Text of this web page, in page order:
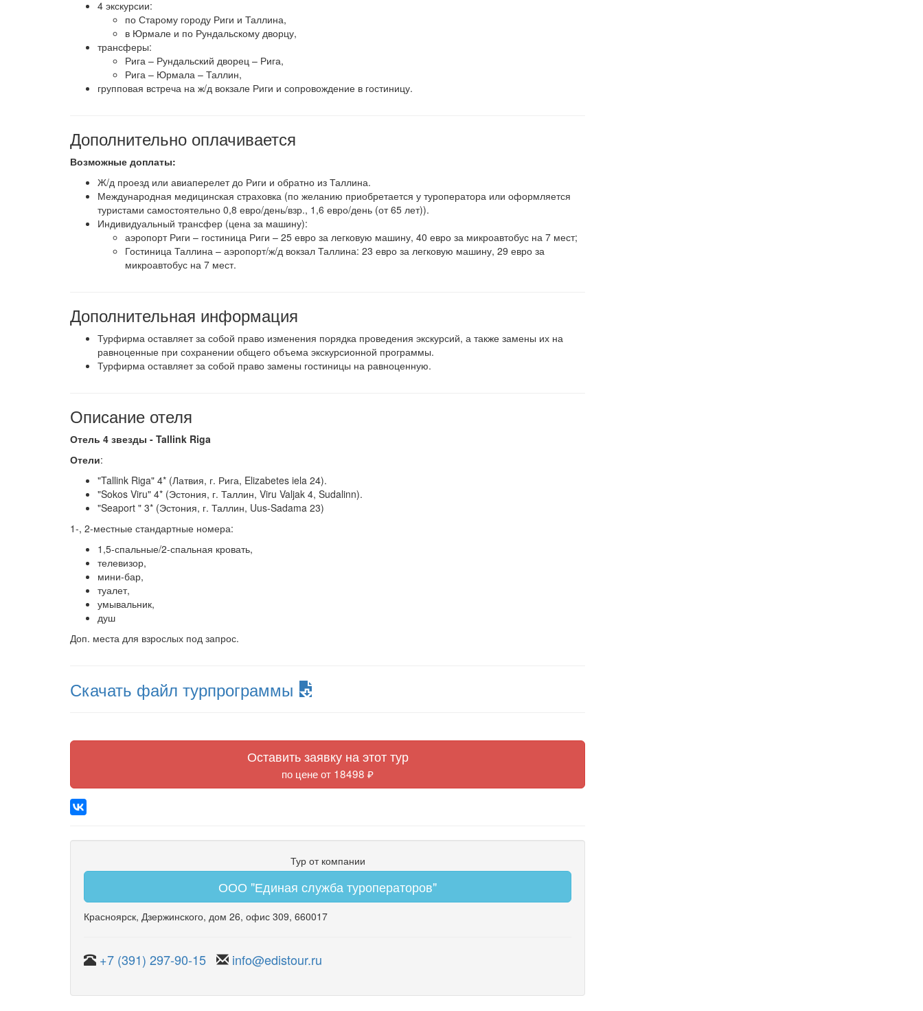
4 экскурсии:
по Старому городу Риги и Таллина,
в Юрмале и по Рундальскому дворцу,
трансферы:
Рига – Рундальский дворец – Рига,
Рига – Юрмала – Таллин,
групповая встреча на ж/д вокзале Риги и сопровождение в гостиницу.
Дополнительно оплачивается
Возможные доплаты:
Ж/д проезд или авиаперелет до Риги и обратно из Таллина.
Международная медицинская страховка (по желанию приобретается у туроператора или оформляется
туристами самостоятельно 0,8 евро/день/взр., 1,6 евро/день (от 65 лет)).
Индивидуальный трансфер (цена за машину):
аэропорт Риги – гостиница Риги – 25 евро за легковую машину, 40 евро за микроавтобус на 7 мест;
Гостиница Таллина – аэропорт/ж/д вокзал Таллина: 23 евро за легковую машину, 29 евро за
микроавтобус на 7 мест.
Дополнительная информация
Турфирма оставляет за собой право изменения порядка проведения экскурсий, а также замены их на
равноценные при сохранении общего объема экскурсионной программы.
Турфирма оставляет за собой право замены гостиницы на равноценную.
Описание отеля
Отель 4 звезды - Tallink Riga
Отели:
"Tallink Riga" 4* (Латвия, г. Рига, Elizabetes iela 24).
"Sokos Viru" 4* (Эстония, г. Таллин, Viru Valjak 4, Sudalinn).
"Seaport " 3* (Эстония, г. Таллин, Uus-Sadama 23)
1-, 2-местные стандартные номера:
1,5-спальные/2-спальная кровать,
телевизор,
мини-бар,
туалет,
умывальник,
душ
Доп. места для взрослых под запрос.
Скачать файл турпрограммы
Оставить заявку на этот тур
по цене от 18498 ₽
Тур от компании
ООО "Единая служба туроператоров"
Красноярск, Дзержинского, дом 26, офис 309, 660017
+7 (391) 297-90-15 info@edistour.ru